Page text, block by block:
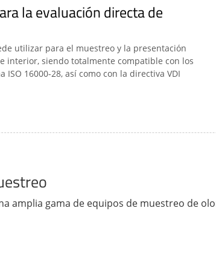
la evaluación directa de
utilizar para el muestreo y la presentación
interior, siendo totalmente compatible con los
ISO 16000-28, así como con la directiva VDI
amplia gama de equipos de muestreo de